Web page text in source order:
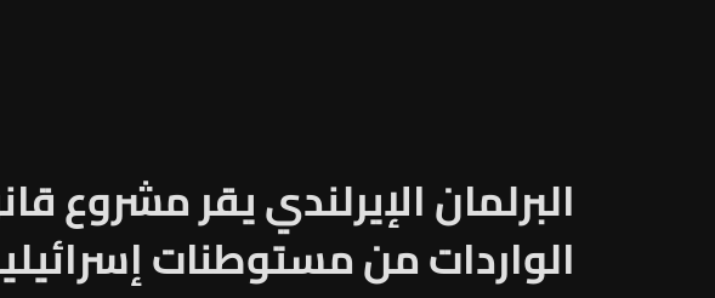
البرلمان الإيرلندي يقر مشروع
الواردات من مستوطنات